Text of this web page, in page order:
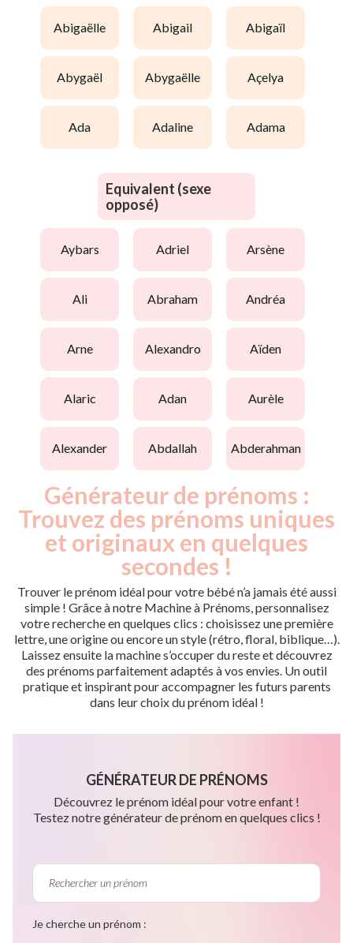
abigaëlle abigail abigaïl
abygaël abygaëlle açelya
ada adaline adama
Equivalent (sexe
opposé)
aybars adriel arsène
ali abraham andréa
arne alexandro aïden
alaric adan aurèle
alexander abdallah abderahman
Générateur de prénoms :
Trouvez des prénoms uniques
et originaux en quelques
secondes !
Trouver le prénom idéal pour votre bébé n’a jamais été aussi
simple ! Grâce à notre Machine à Prénoms, personnalisez
votre recherche en quelques clics : choisissez une première
lettre, une origine ou encore un style (rétro, floral, biblique…).
Laissez ensuite la machine s’occuper du reste et découvrez
des prénoms parfaitement adaptés à vos envies. Un outil
pratique et inspirant pour accompagner les futurs parents
dans leur choix du prénom idéal !
GÉNÉRATEUR DE PRÉNOMS
Découvrez le prénom idéal pour votre enfant !
Testez notre générateur de prénom en quelques clics !
Je cherche un prénom :